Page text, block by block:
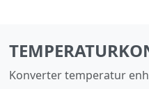
Konverter temperatur